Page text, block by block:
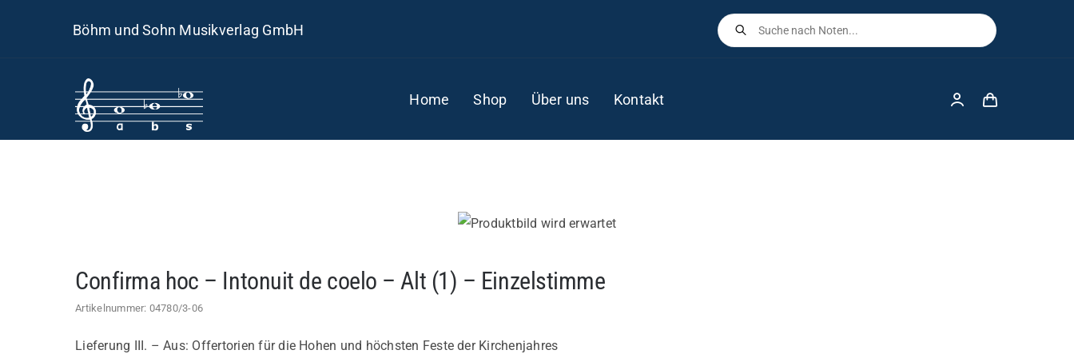
Böhm und Sohn Musikverlag GmbH
Products
search
Home Shop Über uns Kontakt
Confirma hoc – Intonuit de coelo – Alt (1) – Einzelstimme
Artikelnummer: 04780/3-06
Lieferung III. – Aus: Offertorien für die Hohen und höchsten Feste der Kirchenjahres